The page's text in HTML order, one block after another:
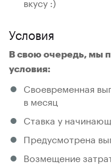
Условия
В свою очередь, мы
условия:
Своевременная
в месяц
Ставка у
Предусмотрена
Возмещение